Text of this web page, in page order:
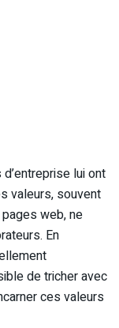
lui ont
valeurs, souvent
web, ne
En
de tricher avec
ces valeurs